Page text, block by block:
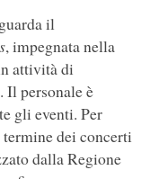
il
, impegnata nella
attività di
personale è
gli eventi. Per
dei concerti
dalla Regione